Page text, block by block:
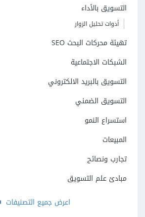
التسويق بالأداء
أدوات تحليل الزوار
تهيئة محركات البحث SEO
الشبكات الاجتماعية
التسويق بالبريد الالكتروني
التسويق الضمني
استسراع النمو
المبيعات
تجارب ونصائح
مبادئ علم التسويق
اعرض جميع التصنيفات